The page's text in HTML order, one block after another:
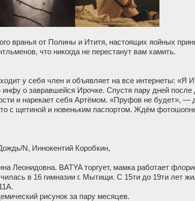
вранья от Полины и Ититя, настоящих яойных
что никогда не перестанут вам хамить.
у себя член и объявляет на все интернеты: «Я
о завравшейся Ирочке. Спустя пару дней после
и нарекает себя Артёмом. «Пруфов не будет»,
с щетиной и новеньким паспортом. Ждём
N, Иннокентий Коробкин,
Леонидовна. BATYA торгует, мамка работает
в 16 гимназии г. Мытищи. С 15ти до 19ти лет
рисунок за пару месяцев.